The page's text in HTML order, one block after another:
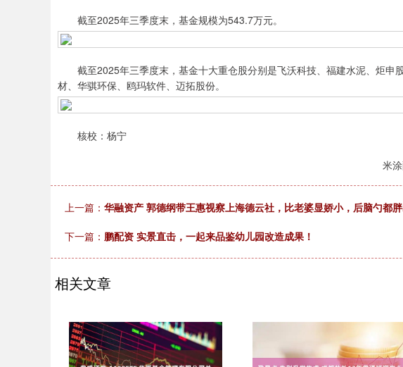
截至2025年三季度末，基金规模为543.7万元。
截至2025年三季度末，基金十大重仓股分别是飞沃科技、福建水泥、炬申
材、华骐环保、鸥玛软件、迈拓股份。
核校：杨宁
米
上一篇： 华融资产 郭德纲带王惠视察上海德云社，比老婆显娇小，后脑勺都
下一篇： 鹏配资 实景直击，一起来品鉴幼儿园改造成果！
相关文章